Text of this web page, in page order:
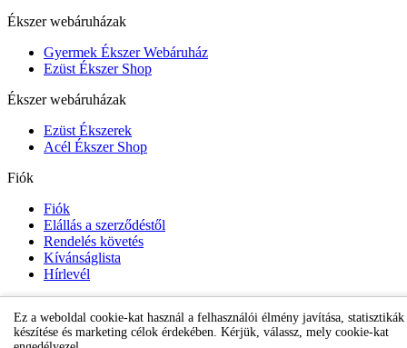
Ékszer webáruházak
Gyermek Ékszer Webáruház
Ezüst Ékszer Shop
Ékszer webáruházak
Ezüst Ékszerek
Acél Ékszer Shop
Fiók
Fiók
Elállás a szerződéstől
Rendelés követés
Kívánságlista
Hírlevél
Gyermek Ékszer Shop
Ez a weboldal cookie-kat használ a felhasználói élmény javítása, statisztikák
készítése és marketing célok érdekében. Kérjük, válassz, mely cookie-kat